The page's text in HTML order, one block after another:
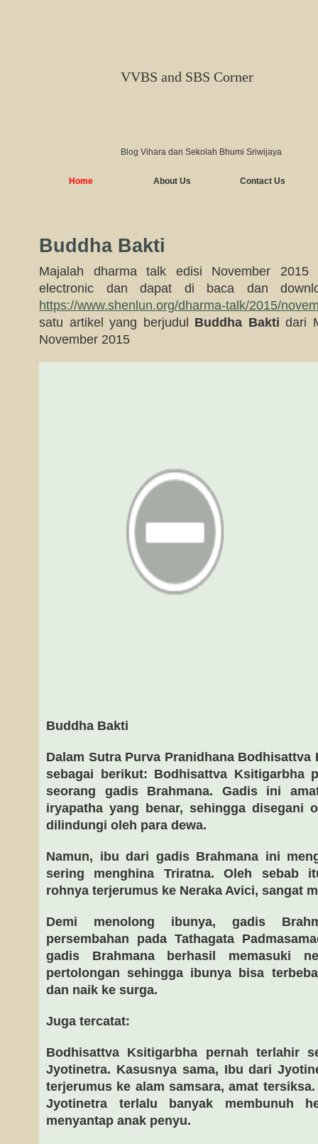
VVBS and SBS Corner
Blog Vihara dan Sekolah Bhumi Sriwijaya
Home About Us Contact Us
Buddha Bakti
Majalah dharma talk edisi November
electronic dan dapat di baca dan
https://www.shenlun.org/dharma-talk/2015/
satu artikel yang berjudul Buddha Bakti dari
November 2015
Buddha Bakti
Dalam Sutra Purva Pranidhana
sebagai berikut: Bodhisattva Ksitigarbha
seorang gadis Brahmana. Gadis ini
iryapatha yang benar, sehingga disegani
dilindungi oleh para dewa.
Namun, ibu dari gadis Brahmana ini
sering menghina Triratna. Oleh sebab
rohnya terjerumus ke Neraka Avici, sangat
Demi menolong ibunya, gadis
persembahan pada Tathagata
gadis Brahmana berhasil memasuki
pertolongan sehingga ibunya bisa
dan naik ke surga.
Juga tercatat:
Bodhisattva Ksitigarbha pernah terlahir
Jyotinetra. Kasusnya sama, Ibu dari
terjerumus ke alam samsara, amat
Jyotinetra terlalu banyak membunuh
menyantap anak penyu.